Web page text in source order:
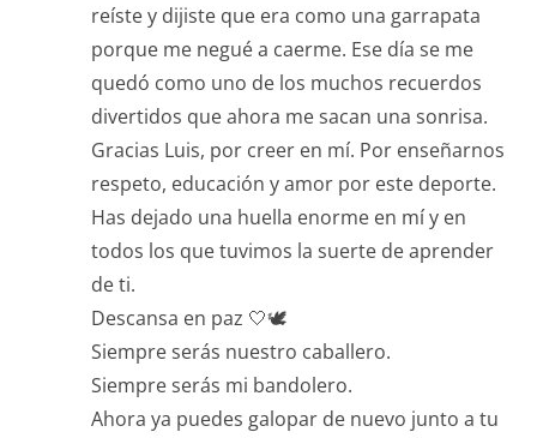
reíste y dijiste que era como una garrapata
porque me negué a caerme. Ese día se me
quedó como uno de los muchos recuerdos
divertidos que ahora me sacan una sonrisa.
Gracias Luis, por creer en mí. Por enseñarnos
respeto, educación y amor por este deporte.
Has dejado una huella enorme en mí y en
todos los que tuvimos la suerte de aprender
de ti.
Descansa en paz 🤍🕊️
Siempre serás nuestro caballero.
Siempre serás mi bandolero.
Ahora ya puedes galopar de nuevo junto a tu